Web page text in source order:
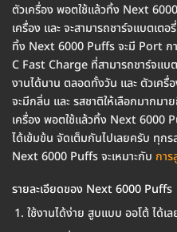
ตัวเครื่อง พอตใช้แล้วทิ้ง Next
เครื่อง และ จะสามารถชาร์จแบตเต
ทิ้ง Next 6000 Puffs จะมี Port ก
C Fast Charge ที่สามารถชาร์จแบ
งานได้นาน ตลอดทั้งวัน และ ตัวเค
จะมีกลิ่น และ รสชาติให้เลือกมากม
เครื่อง พอตใช้แล้วทิ้ง Next 6000
ได้เข้มข้น จัดเต็มกันไปเลยครับ ทุก
Next 6000 Puffs จะเหมาะกับ กา
รายละเอียดของ Next 6000 Puffs
ใช้งานได้ง่าย สูบแบบ ออโต้ ได้เล